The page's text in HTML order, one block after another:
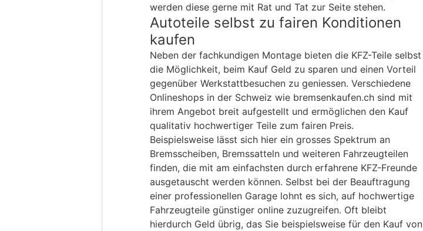
werden diese gerne mit Rat und Tat zur Seite stehen.
Autoteile selbst zu fairen Konditionen
kaufen
Neben der fachkundigen Montage bieten die KFZ-Teile selbst
die Möglichkeit, beim Kauf Geld zu sparen und einen Vorteil
gegenüber Werkstattbesuchen zu geniessen. Verschiedene
Onlineshops in der Schweiz wie bremsenkaufen.ch sind mit
ihrem Angebot breit aufgestellt und ermöglichen den Kauf
qualitativ hochwertiger Teile zum fairen Preis.
Beispielsweise lässt sich hier ein grosses Spektrum an
Bremsscheiben, Bremssatteln und weiteren Fahrzeugteilen
finden, die mit am einfachsten durch erfahrene KFZ-Freunde
ausgetauscht werden können. Selbst bei der Beauftragung
einer professionellen Garage lohnt es sich, auf hochwertige
Fahrzeugteile günstiger online zuzugreifen. Oft bleibt
hierdurch Geld übrig, das Sie beispielsweise für den Kauf von